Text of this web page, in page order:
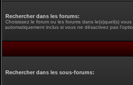
Rechercher dans les forums:
Choisissez le forum ou les forums dans le(s)quel(s)
automatiquement inclus si vous ne désactivez pas
Rechercher dans les sous-forums: